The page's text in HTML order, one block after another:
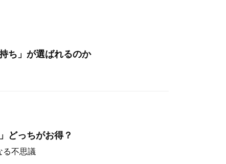
ち」が選ばれるのか
どっちがお得？
る不思議